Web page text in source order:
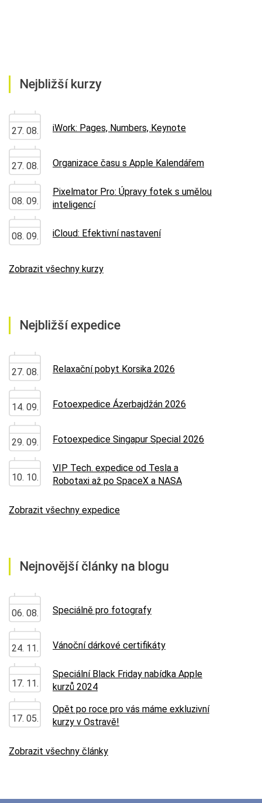
Nejbližší kurzy
27. 08. iWork: Pages, Numbers, Keynote
27. 08. Organizace času s Apple Kalendářem
08. 09.
Pixelmator Pro: Úpravy fotek s umělou
inteligencí
08. 09. iCloud: Efektivní nastavení
Zobrazit všechny kurzy
Nejbližší expedice
27. 08. Relaxační pobyt Korsika 2026
14. 09. Fotoexpedice Ázerbajdžán 2026
29. 09. Fotoexpedice Singapur Special 2026
10. 10.
VIP Tech. expedice od Tesla a
Robotaxi až po SpaceX a NASA
Zobrazit všechny expedice
Nejnovější články na blogu
06. 08. Speciálně pro fotografy
24. 11. Vánoční dárkové certifikáty
17. 11.
Speciální Black Friday nabídka Apple
kurzů 2024
17. 05.
Opět po roce pro vás máme exkluzivní
kurzy v Ostravě!
Zobrazit všechny články